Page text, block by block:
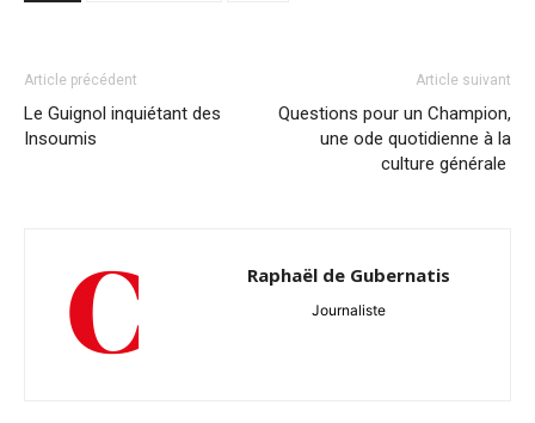
Article précédent
Le Guignol inquiétant des
Insoumis
Article suivant
Questions pour un Champion,
une ode quotidienne à la
culture générale
Raphaël de Gubernatis
Journaliste